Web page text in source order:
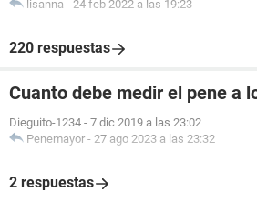
lisanna - 24 feb 2022 a las 19:23
220 respuestas
Cuanto debe medir el pene a
Dieguito-1234 - 7 dic 2019 a las 23:02
Penemayor - 27 ago 2023 a las 23:32
2 respuestas